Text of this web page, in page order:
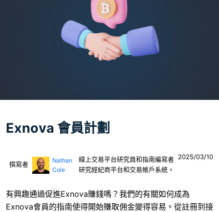
Exnova 會員計劃
撰寫者
Nathan
Cole
線上交易平台研究員和指南編寫者
研究經紀商平台和交易帳戶系統。
2025/03/10
有興趣通過促進Exnova賺錢嗎？我們的有關如何成為
Exnova會員的指南使得開始賺取佣金變得容易。從註冊到接